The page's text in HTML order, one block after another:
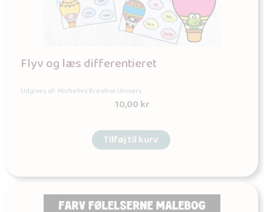
Flyv og læs differentieret
Udgives af: Michelles Kreative Univers
10,00kr
Tilføj til kurv